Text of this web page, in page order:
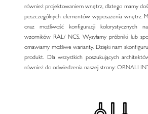
również projektowaniem wnętrz, dlatego mamy
poszczególnych elementów wyposażenia wnętrz.
oraz możliwość konfiguracji kolorystycznych
wzorników RAL/ NCS. Wysyłamy próbniki lub
omawiamy możliwe warianty. Dzięki nam
produkt. Dla wszystkich poszukujących
również do odwiedzenia naszej strony:ORNALI